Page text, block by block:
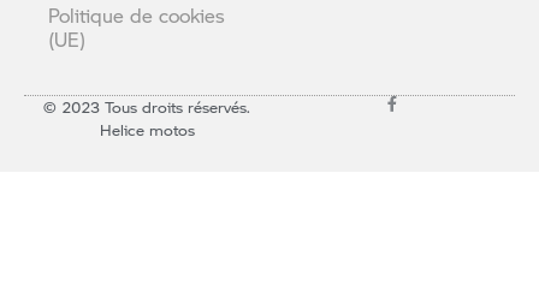
Politique de cookies
(UE)
© 2023 Tous droits réservés.
Helice motos